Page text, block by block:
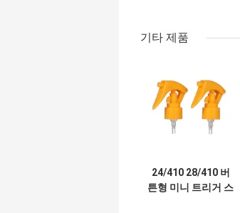
기타 제품
24/410 28/410 버
튼형 미니 트리거 스